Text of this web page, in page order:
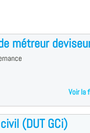
métreur
Voir la
(DUT GCi)